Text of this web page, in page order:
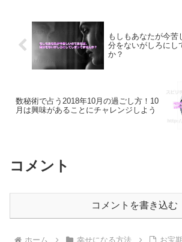
もしもあなたが今苦
分をないがしろにし
か？
数秘術で占う2018年10月の過ごし方！10
月は興味があることにチャレンジしよう
コメント
コメントを書き込む
ホーム 幸せになる方法 お宝